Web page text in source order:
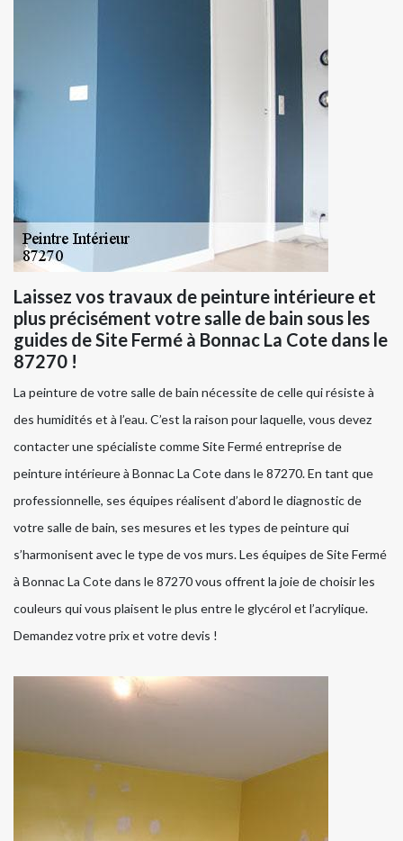
Laissez vos travaux de peinture intérieure et
plus précisément votre salle de bain sous les
guides de Site Fermé à Bonnac La Cote dans le
87270 !
La peinture de votre salle de bain nécessite de celle qui résiste à
des humidités et à l’eau. C’est la raison pour laquelle, vous devez
contacter une spécialiste comme Site Fermé entreprise de
peinture intérieure à Bonnac La Cote dans le 87270. En tant que
professionnelle, ses équipes réalisent d’abord le diagnostic de
votre salle de bain, ses mesures et les types de peinture qui
s’harmonisent avec le type de vos murs. Les équipes de Site Fermé
à Bonnac La Cote dans le 87270 vous offrent la joie de choisir les
couleurs qui vous plaisent le plus entre le glycérol et l’acrylique.
Demandez votre prix et votre devis !